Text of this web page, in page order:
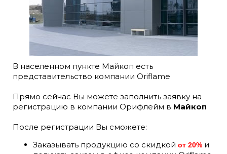
В населенном пункте Майкоп есть
представительство компании Oriflame
Прямо сейчас Вы можете заполнить заявку на
регистрацию в компании Орифлейм в Майкоп
После регистрации Вы сможете:
Заказывать продукцию со скидкой от 20% и